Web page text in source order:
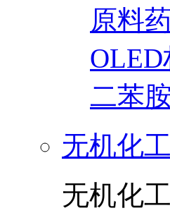
原料
二苯
无机化工
无机化工